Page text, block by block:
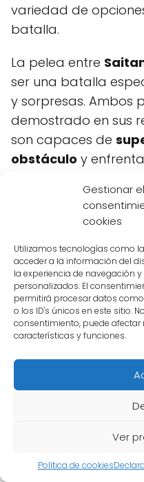
Gestionar el
cookies
Utilizamos tecnologías como
acceder a la información del
la experiencia de navegación
personalizados. El
permitirá procesar datos
o los ID's únicos en este sitio.
consentimiento, puede
características y funciones.
Ver
Política de cookies
variedad de
batalla.
La pelea entre
ser una batalla
y sorpresas. Ambos
demostrado en sus
son capaces de
obstáculo y
Las apuestas están
Laincertidumbre
esta peleaes lo
emocionante. A
invencibilidad de
demostrado ser un
capaz de resistir los
El desenlace de
impacto
enfrentamiento